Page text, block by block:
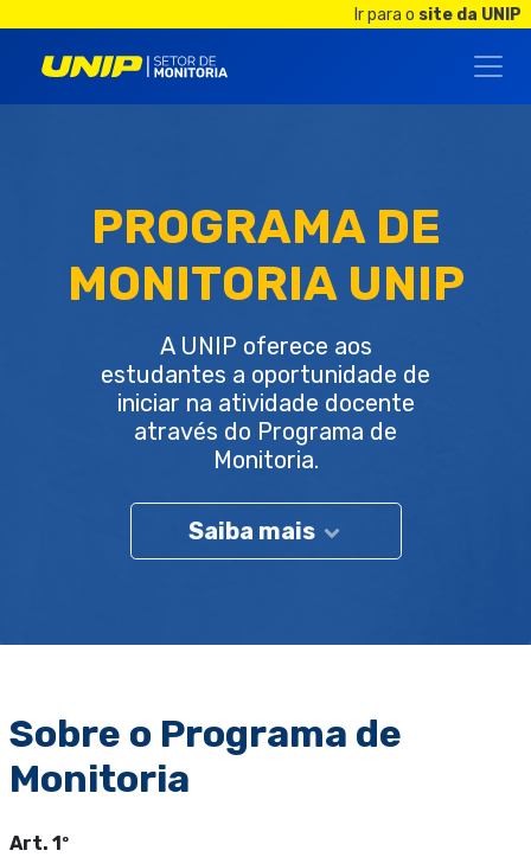
Ir para o site da UNIP
PROGRAMA DE
MONITORIA UNIP
A UNIP oferece aos
estudantes a oportunidade de
iniciar na atividade docente
através do Programa de
Monitoria.
Saiba mais
Sobre o Programa de
Monitoria
Art. 1º